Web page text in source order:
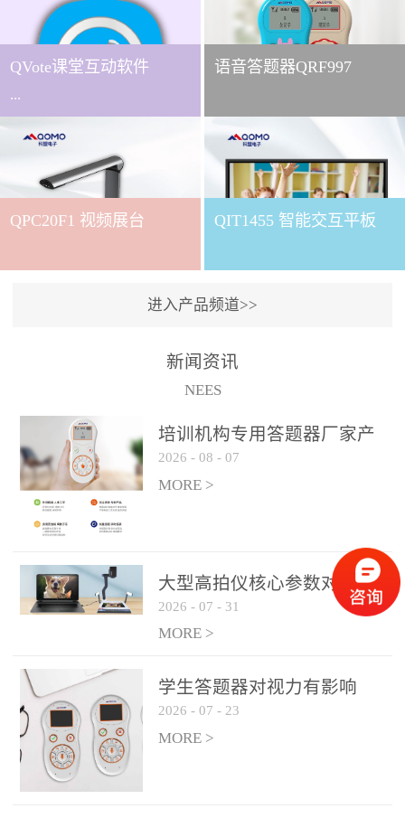
QVote课堂互动软件
...
下载QVote授课软件课堂互
动的质量直接影响教学效
果与学生参与度。作为
打造的互动授课软件，
QVote 以 “让每一堂课都充
功能与数据化教学分析，
课堂互动解决方案，重新
定义了师生互动的新模
式。极简操作，轻松融入
教学流程QVote 深谙教师
教学节奏的重要性，采用
念，教师无需复杂培训即
可快速上手。软件支持与
PPT、白板等常用教学工具
几步：打开软件、选择互
动模式、发起互动任务，
整个过程不超过 30 秒，完
美融入正常教学流程，避
免打断课堂连贯性。无论
语音答题器QRF997
QPC20F1 视频展台 QIT1455 智能交互平板
进入产品频道>>
新闻资讯
NEES
培训机构专用答题器厂家产
品方案
2026 - 08 - 07
MORE >
大型高拍仪核心参数对比与
选购建议
2026 - 07 - 31
MORE >
学生答题器对视力有影响
吗？
2026 - 07 - 23
MORE >